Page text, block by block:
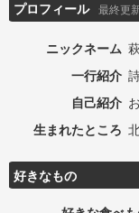
プロフィール 最終更
ニックネーム
一行紹介
自己紹介
生まれたところ
好きなもの